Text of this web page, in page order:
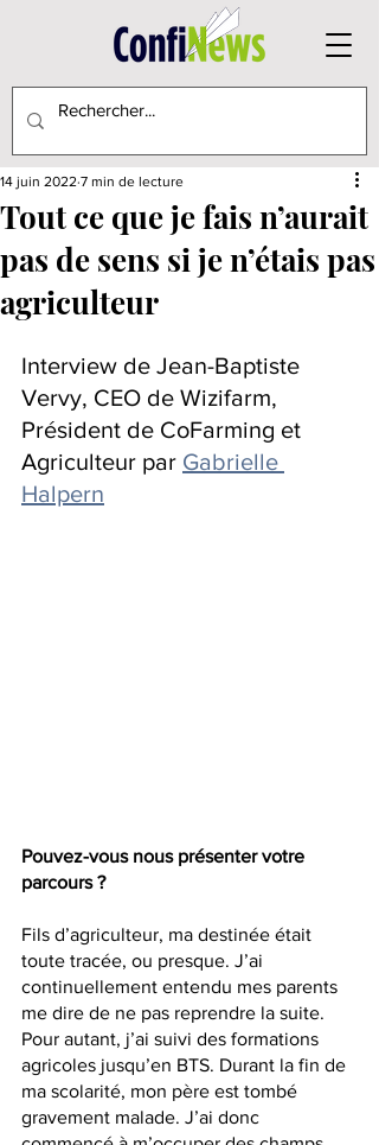
Tout ce que je fais n’aurait
pas de sens si je n’étais pas
agriculteur
14 juin 2022 7 min de lecture
Interview de Jean-Baptiste
Vervy, CEO de Wizifarm,
Président de CoFarming et
Agriculteur par Gabrielle
Halpern
Pouvez-vous nous présenter votre
parcours ?
Fils d’agriculteur, ma destinée était
toute tracée, ou presque. J’ai
continuellement entendu mes parents
me dire de ne pas reprendre la suite.
Pour autant, j’ai suivi des formations
agricoles jusqu’en BTS. Durant la fin de
ma scolarité, mon père est tombé
gravement malade. J’ai donc